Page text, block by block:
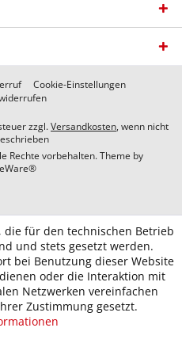
Cookie-Einstellungen
zzgl.Versandkosten, wenn nicht
Rechte vorbehalten. Theme by
die für den technischen Betrieb
und stets gesetzt werden.
bei Benutzung dieser Website
oder die Interaktion mit
Netzwerken vereinfachen
Zustimmung gesetzt.